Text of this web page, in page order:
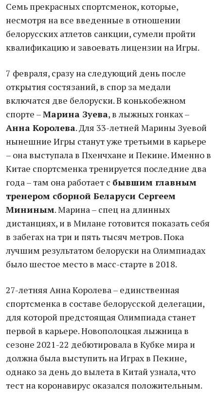
Семь прекрасных спортсменок, которые,
несмотря на все введенные в отношении
белорусских атлетов санкции, сумели пройти
квалификацию и завоевать лицензии на Игры.
7 февраля, сразу на следующий день после
открытия состязаний, в спор за медали
включатся две белоруски. В конькобежном
спорте –Марина Зуева, в лыжных гонках –
Анна Королева. Для 33-летней Марины Зуевой
нынешние Игры станут уже третьими в карьере
– она выступала в Пхенчхане и Пекине. Именно в
Китае спортсменка тренируется последние два
года – там она работает с бывшим главным
тренером сборной Беларуси Сергеем
Мининым. Марина – спец на длинных
дистанциях, и в Милане готовится показать себя
в забегах на три и пять тысяч метров. Пока
лучшим результатом белоруски на Олимпиадах
было шестое место в масс-старте в 2018.
27-летняя Анна Королева – единственная
спортсменка в составе белорусской делегации,
для которой предстоящая Олимпиада станет
первой в карьере. Новополоцкая лыжница в
сезоне 2021-22 дебютировала в Кубке мира и
должна была выступить на Играх в Пекине,
однако за день до вылета в Китай узнала, что
тест на коронавирус оказался положительным.